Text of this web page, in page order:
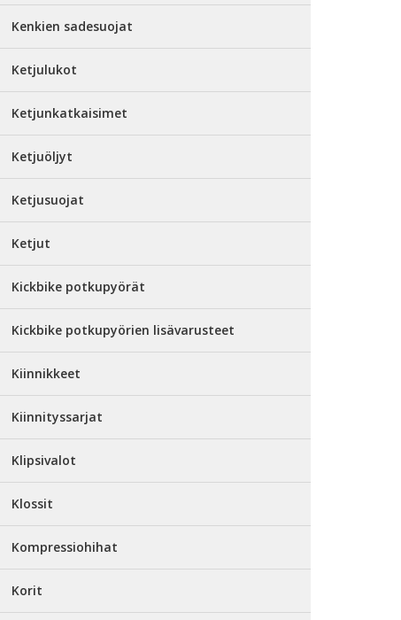
Kenkien sadesuojat
Ketjulukot
Ketjunkatkaisimet
Ketjuöljyt
Ketjusuojat
Ketjut
Kickbike potkupyörät
Kickbike potkupyörien lisävarusteet
Kiinnikkeet
Kiinnityssarjat
Klipsivalot
Klossit
Kompressiohihat
Korit